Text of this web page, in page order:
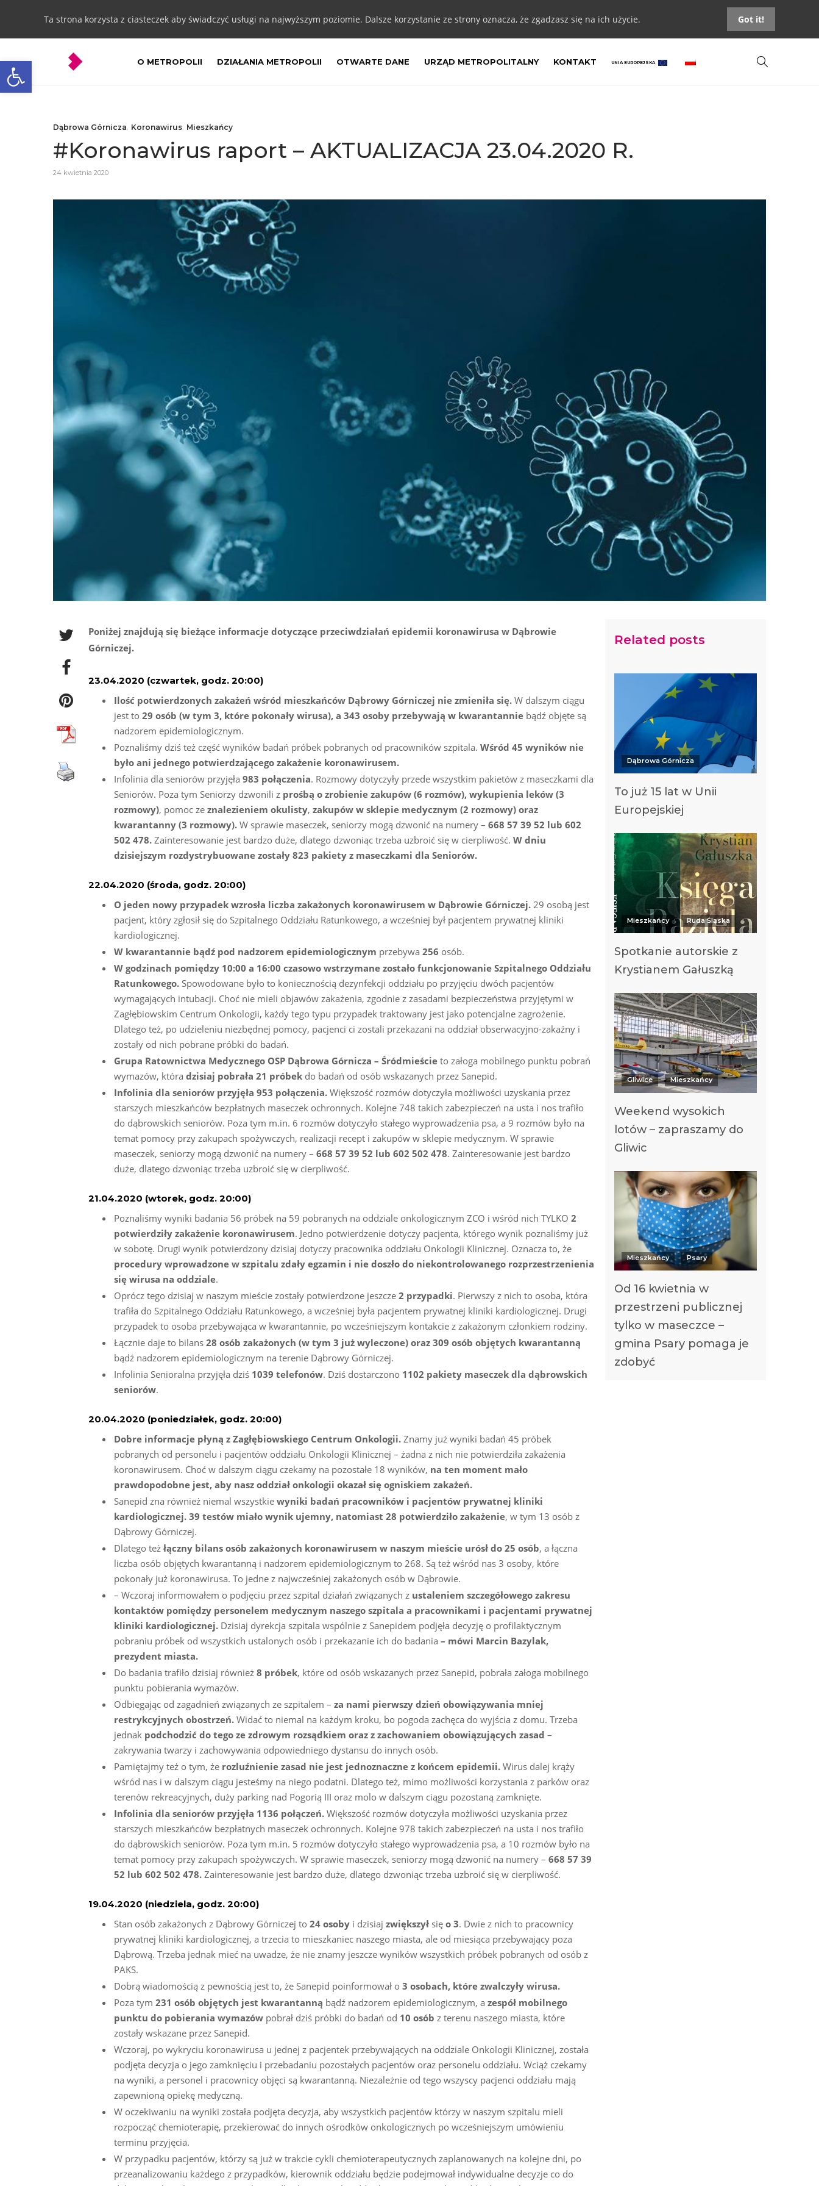
Otwórz pasek narzędzi
Ta strona korzysta z ciasteczek aby świadczyć usługi na najwyższym poziomie. Dalsze korzystanie ze strony oznacza, że zgadzasz się na ich użycie. Got it!
O METROPOLII DZIAŁANIA METROPOLII OTWARTE DANE URZĄD METROPOLITALNY KONTAKT UNIA EUROPEJSKA
Dąbrowa Górnicza, Koronawirus, Mieszkańcy
#Koronawirus raport – AKTUALIZACJA 23.04.2020 R.
24 kwietnia 2020
Poniżej znajdują się bieżące informacje dotyczące przeciwdziałań epidemii koronawirusa w Dąbrowie
Górniczej.
23.04.2020 (czwartek, godz. 20:00)
Ilość potwierdzonych zakażeń wśród mieszkańców Dąbrowy Górniczej nie zmieniła się.W dalszym ciągu
jest to 29 osób (w tym 3, które pokonały wirusa), a 343 osoby przebywają w kwarantanniebądź objęte są
nadzorem epidemiologicznym.
Poznaliśmy dziś też część wyników badań próbek pobranych od pracowników szpitala. Wśród 45 wyników nie
było ani jednego potwierdzającego zakażenie koronawirusem.
Infolinia dla seniorów przyjęła 983 połączenia. Rozmowy dotyczyły przede wszystkim pakietów z maseczkami dla
Seniorów. Poza tym Seniorzy dzwonili z prośbą o zrobienie zakupów (6 rozmów), wykupienia leków (3
rozmowy), pomoc ze znalezieniem okulisty, zakupów w sklepie medycznym (2 rozmowy) oraz
kwarantanny (3 rozmowy).W sprawie maseczek, seniorzy mogą dzwonić na numery – 668 57 39 52 lub 602
502 478.Zainteresowanie jest bardzo duże, dlatego dzwoniąc trzeba uzbroić się w cierpliwość. W dniu
dzisiejszym rozdystrybuowane zostały 823 pakiety z maseczkami dla Seniorów.
22.04.2020 (środa, godz. 20:00)
O jeden nowy przypadek wzrosła liczba zakażonych koronawirusem w Dąbrowie Górniczej.29 osobą jest
pacjent, który zgłosił się do Szpitalnego Oddziału Ratunkowego, a wcześniej był pacjentem prywatnej kliniki
kardiologicznej.
W kwarantannie bądź pod nadzorem epidemiologicznym przebywa 256 osób.
W godzinach pomiędzy 10:00 a 16:00 czasowo wstrzymane zostało funkcjonowanie Szpitalnego Oddziału
Ratunkowego.Spowodowane było to koniecznością dezynfekcji oddziału po przyjęciu dwóch pacjentów
wymagających intubacji. Choć nie mieli objawów zakażenia, zgodnie z zasadami bezpieczeństwa przyjętymi w
Zagłębiowskim Centrum Onkologii, każdy tego typu przypadek traktowany jest jako potencjalne zagrożenie.
Dlatego też, po udzieleniu niezbędnej pomocy, pacjenci ci zostali przekazani na oddział obserwacyjno-zakaźny i
zostały od nich pobrane próbki do badań.
Grupa Ratownictwa Medycznego OSP Dąbrowa Górnicza – Śródmieścieto załoga mobilnego punktu pobrań
wymazów, która dzisiaj pobrała 21 próbekdo badań od osób wskazanych przez Sanepid.
Infolinia dla seniorów przyjęła 953 połączenia.Większość rozmów dotyczyła możliwości uzyskania przez
starszych mieszkańców bezpłatnych maseczek ochronnych. Kolejne 748 takich zabezpieczeń na usta i nos trafiło
do dąbrowskich seniorów. Poza tym m.in. 6 rozmów dotyczyło stałego wyprowadzenia psa, a 9 rozmów było na
temat pomocy przy zakupach spożywczych, realizacji recept i zakupów w sklepie medycznym. W sprawie
maseczek, seniorzy mogą dzwonić na numery – 668 57 39 52 lub 602 502 478. Zainteresowanie jest bardzo
duże, dlatego dzwoniąc trzeba uzbroić się w cierpliwość.
21.04.2020 (wtorek, godz. 20:00)
Poznaliśmy wyniki badania 56 próbek na 59 pobranych na oddziale onkologicznym ZCO i wśród nich TYLKO 2
potwierdziły zakażenie koronawirusem. Jedno potwierdzenie dotyczy pacjenta, którego wynik poznaliśmy już
w sobotę. Drugi wynik potwierdzony dzisiaj dotyczy pracownika oddziału Onkologii Klinicznej. Oznacza to, że
procedury wprowadzone w szpitalu zdały egzamin i nie doszło do niekontrolowanego rozprzestrzenienia
się wirusa na oddziale.
Oprócz tego dzisiaj w naszym mieście zostały potwierdzone jeszcze 2 przypadki. Pierwszy z nich to osoba, która
trafiła do Szpitalnego Oddziału Ratunkowego, a wcześniej była pacjentem prywatnej kliniki kardiologicznej. Drugi
przypadek to osoba przebywająca w kwarantannie, po wcześniejszym kontakcie z zakażonym członkiem rodziny.
Łącznie daje to bilans 28 osób zakażonych (w tym 3 już wyleczone) oraz 309 osób objętych kwarantanną
bądź nadzorem epidemiologicznym na terenie Dąbrowy Górniczej.
Infolinia Senioralna przyjęła dziś 1039 telefonów. Dziś dostarczono 1102 pakiety maseczek dla dąbrowskich
seniorów.
20.04.2020 (poniedziałek, godz. 20:00)
Dobre informacje płyną z Zagłębiowskiego Centrum Onkologii.Znamy już wyniki badań 45 próbek
pobranych od personelu i pacjentów oddziału Onkologii Klinicznej – żadna z nich nie potwierdziła zakażenia
koronawirusem. Choć w dalszym ciągu czekamy na pozostałe 18 wyników, na ten moment mało
prawdopodobne jest, aby nasz oddział onkologii okazał się ogniskiem zakażeń.
Sanepid zna również niemal wszystkiewyniki badań pracowników i pacjentów prywatnej kliniki
kardiologicznej. 39 testów miało wynik ujemny, natomiast 28 potwierdziło zakażenie, w tym 13 osób z
Dąbrowy Górniczej.
Dlatego też łączny bilans osób zakażonych koronawirusem w naszym mieście urósł do 25 osób, a łączna
liczba osób objętych kwarantanną i nadzorem epidemiologicznym to 268. Są też wśród nas 3 osoby, które
pokonały już koronawirusa. To jedne z najwcześniej zakażonych osób w Dąbrowie.
– Wczoraj informowałem o podjęciu przez szpital działań związanych z ustaleniem szczegółowego zakresu
kontaktów pomiędzy personelem medycznym naszego szpitala a pracownikami i pacjentami prywatnej
kliniki kardiologicznej.Dzisiaj dyrekcja szpitala wspólnie z Sanepidem podjęła decyzję o profilaktycznym
pobraniu próbek od wszystkich ustalonych osób i przekazanie ich do badania – mówi Marcin Bazylak,
prezydent miasta.
Do badania trafiło dzisiaj również 8 próbek, które od osób wskazanych przez Sanepid, pobrała załoga mobilnego
punktu pobierania wymazów.
Odbiegając od zagadnień związanych ze szpitalem – za nami pierwszy dzień obowiązywania mniej
restrykcyjnych obostrzeń.Widać to niemal na każdym kroku, bo pogoda zachęca do wyjścia z domu. Trzeba
jednak podchodzić do tego ze zdrowym rozsądkiem oraz z zachowaniem obowiązujących zasad –
zakrywania twarzy i zachowywania odpowiedniego dystansu do innych osób.
Pamiętajmy też o tym, że rozluźnienie zasad nie jest jednoznaczne z końcem epidemii.Wirus dalej krąży
wśród nas i w dalszym ciągu jesteśmy na niego podatni. Dlatego też, mimo możliwości korzystania z parków oraz
terenów rekreacyjnych, duży parking nad Pogorią III oraz molo w dalszym ciągu pozostaną zamknięte.
Infolinia dla seniorów przyjęła 1136 połączeń.Większość rozmów dotyczyła możliwości uzyskania przez
starszych mieszkańców bezpłatnych maseczek ochronnych. Kolejne 978 takich zabezpieczeń na usta i nos trafiło
do dąbrowskich seniorów. Poza tym m.in. 5 rozmów dotyczyło stałego wyprowadzenia psa, a 10 rozmów było na
temat pomocy przy zakupach spożywczych. W sprawie maseczek, seniorzy mogą dzwonić na numery – 668 57 39
52 lub 602 502 478.Zainteresowanie jest bardzo duże, dlatego dzwoniąc trzeba uzbroić się w cierpliwość.
19.04.2020 (niedziela, godz. 20:00)
Stan osób zakażonych z Dąbrowy Górniczej to 24 osobyi dzisiaj zwiększyłsię o 3. Dwie z nich to pracownicy
prywatnej kliniki kardiologicznej, a trzecia to mieszkaniec naszego miasta, ale od miesiąca przebywający poza
Dąbrową. Trzeba jednak mieć na uwadze, że nie znamy jeszcze wyników wszystkich próbek pobranych od osób z
PAKS.
Dobrą wiadomością z pewnością jest to, że Sanepid poinformował o 3 osobach, które zwalczyły wirusa.
Poza tym 231 osób objętych jest kwarantanną bądź nadzorem epidemiologicznym, a zespół mobilnego
punktu do pobierania wymazówpobrał dziś próbki do badań od 10 osób z terenu naszego miasta, które
zostały wskazane przez Sanepid.
Wczoraj, po wykryciu koronawirusa u jednej z pacjentek przebywających na oddziale Onkologii Klinicznej, została
podjęta decyzja o jego zamknięciu i przebadaniu pozostałych pacjentów oraz personelu oddziału. Wciąż czekamy
na wyniki, a personel i pracownicy objęci są kwarantanną. Niezależnie od tego wszyscy pacjenci oddziału mają
zapewnioną opiekę medyczną.
W oczekiwaniu na wyniki została podjęta decyzja, aby wszystkich pacjentów którzy w naszym szpitalu mieli
rozpocząć chemioterapię, przekierować do innych ośrodków onkologicznych po wcześniejszym umówieniu
terminu przyjęcia.
W przypadku pacjentów, którzy są już w trakcie cykli chemioterapeutycznych zaplanowanych na kolejne dni, po
przeanalizowaniu każdego z przypadków, kierownik oddziału będzie podejmował indywidualne decyzje co do
Related posts
Dąbrowa Górnicza
To już 15 lat w Unii
Europejskiej
Mieszkańcy Ruda Śląska
Spotkanie autorskie z
Krystianem Gałuszką
Gliwice Mieszkańcy
Weekend wysokich
lotów – zapraszamy do
Gliwic
Mieszkańcy Psary
Od 16 kwietnia w
przestrzeni publicznej
tylko w maseczce –
gmina Psary pomaga je
zdobyć